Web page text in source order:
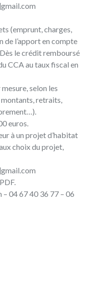
(emprunt, charges,
l’apport en compte
le crédit remboursé
CCA au taux fiscal en
selon les
retraits,
euros.
à un projet d’habitat
choix du projet,
.
– 04 67 40 36 77 – 06